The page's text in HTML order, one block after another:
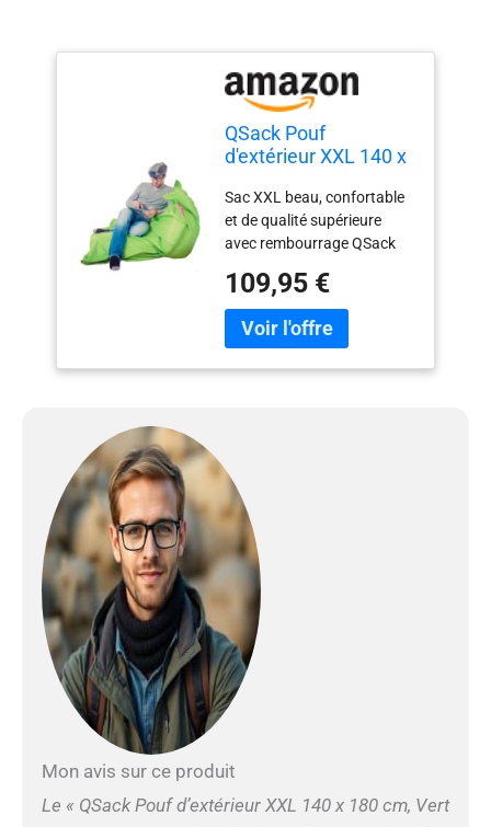
QSack Pouf
d'extérieur XXL 140 x
Sac XXL beau, confortable
et de qualité supérieure
avec rembourrage QSack
l'extérieur et l'intérieur,
convient pour environ 140 x
180 cm. Housse en
fermeture Velcro
extrêmement solide, une
fermeture éclair et une
housse intérieure
indéchirable. Matériau de
remplissage de pouf sans
HBCD et conforme à la
norme REACH. Perles EPS
d'environ 3 à 4 mm de
diamètre. Le rembourrage
allemand du pouf est
des poufs QSack. QSack
Pouf d'extérieur (turquoise,
109,95 €
Mon avis sur ce produit
Le « QSack Pouf d’extérieur XXL 140 x 180 cm, Vert